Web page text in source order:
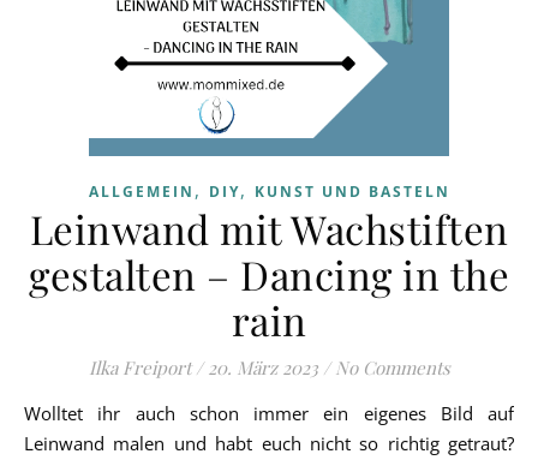
ALLGEMEIN , DIY, KUNST UND BASTELN
Leinwand mit Wachstiften
gestalten – Dancing in the
rain
Ilka Freiport / 20. März 2023 / No Comments
Wolltet ihr auch schon immer ein eigenes Bild auf
Leinwand malen und habt euch nicht so richtig getraut?